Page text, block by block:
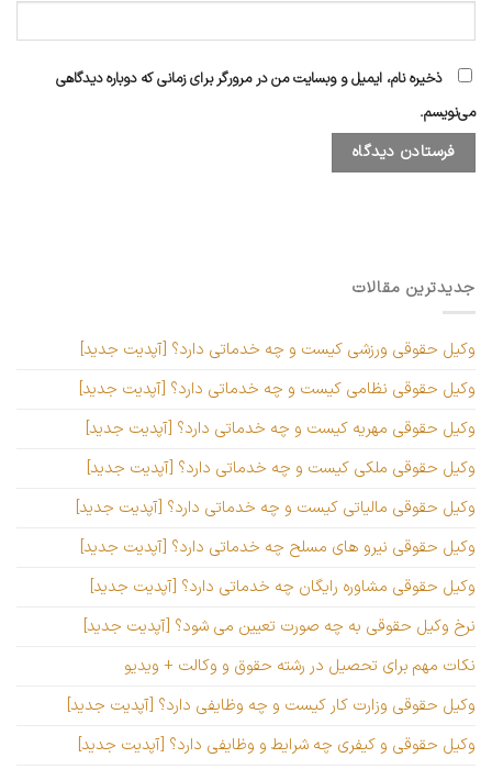
جدیدترین مقالات
وکیل حقوقی ورزشی کیست و چه خدماتی دارد؟ [آپدیت جدید]
وکیل حقوقی نظامی کیست و چه خدماتی دارد؟ [آپدیت جدید]
وکیل حقوقی مهریه کیست و چه خدماتی دارد؟ [آپدیت جدید]
وکیل حقوقی ملکی کیست و چه خدماتی دارد؟ [آپدیت جدید]
وکیل حقوقی مالیاتی کیست و چه خدماتی دارد؟ [آپدیت جدید]
وکیل حقوقی نیرو های مسلح چه خدماتی دارد؟ [آپدیت جدید]
وکیل حقوقی مشاوره رایگان چه خدماتی دارد؟ [آپدیت جدید]
نرخ وکیل حقوقی به چه صورت تعیین می شود؟ [آپدیت جدید]
نکات مهم برای تحصیل در رشته حقوق و وکالت + ویدیو
وکیل حقوقی وزارت کار کیست و چه وظایفی دارد؟ [آپدیت جدید]
وکیل حقوقی و کیفری چه شرایط و وظایفی دارد؟ [آپدیت جدید]
ذخیره نام، ایمیل و وبسایت من در مرورگر برای زمانی که دوباره دیدگاهی
می‌نویسم.